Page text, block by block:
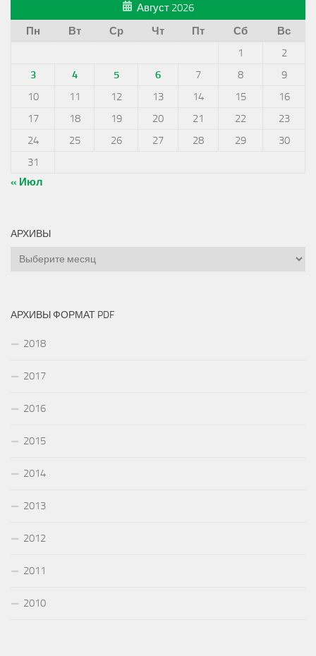
Август 2026
Пн
Вт Ср Чт Пт Сб
Вс
1
2
3
4 5 6 7 8
9
10
11 12 13 14 15
16
17
18 19 20 21 22
23
24
25 26 27 28 29
30
31
« Июл
АРХИВЫ
Архивы
АРХИВЫ ФОРМАТ PDF
2018
2017
2016
2015
2014
2013
2012
2011
2010